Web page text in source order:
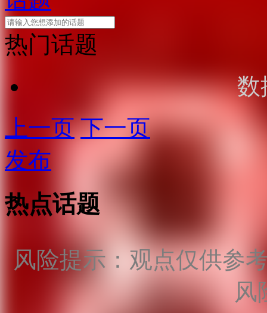
热门话题
数
上一页 下一页
发布
热点话题
风险提示：观点仅供参
风